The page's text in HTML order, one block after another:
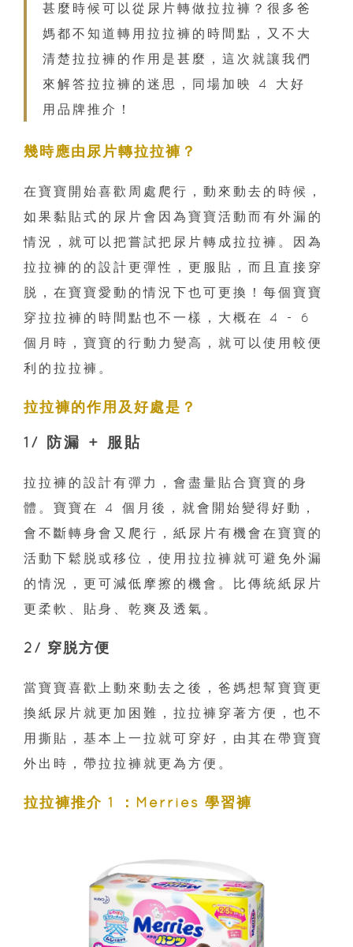
甚麼時候可以從尿片轉做拉拉褲？很多爸
媽都不知道轉用拉拉褲的時間點，又不大
清楚拉拉褲的作用是甚麼，這次就讓我們
來解答拉拉褲的迷思，同場加映 4 大好
用品牌推介！
幾時應由尿片轉拉拉褲？
在寶寶開始喜歡周處爬行，動來動去的時候，
如果黏貼式的尿片會因為寶寶活動而有外漏的
情況，就可以把嘗試把尿片轉成拉拉褲。因為
拉拉褲的的設計更彈性，更服貼，而且直接穿
脱，在寶寶愛動的情況下也可更換！每個寶寶
穿拉拉褲的時間點也不一樣，大概在 4 - 6
個月時，寶寶的行動力變高，就可以使用較便
利的拉拉褲。
拉拉褲的作用及好處是？
1/ 防漏 + 服貼
拉拉褲的設計有彈力，會盡量貼合寶寶的身
體。寶寶在 4 個月後，就會開始變得好動，
會不斷轉身會又爬行，紙尿片有機會在寶寶的
活動下鬆脱或移位，使用拉拉褲就可避免外漏
的情況，更可減低摩擦的機會。比傳統紙尿片
更柔軟、貼身、乾爽及透氣。
2/ 穿脱方便
當寶寶喜歡上動來動去之後，爸媽想幫寶寶更
換紙尿片就更加困難，拉拉褲穿著方便，也不
用撕貼，基本上一拉就可穿好，由其在帶寶寶
外出時，帶拉拉褲就更為方便。
拉拉褲推介 1 ：Merries 學習褲